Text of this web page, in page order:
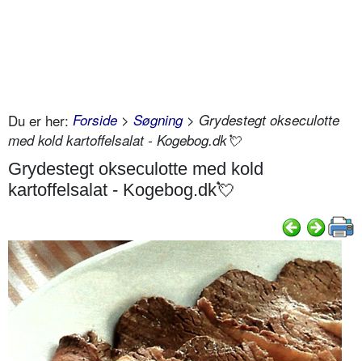
Du er her: Forside > Søgning> Grydestegt okseculotte
med kold kartoffelsalat - Kogebog.dk💘
Grydestegt okseculotte med kold
kartoffelsalat - Kogebog.dk💘